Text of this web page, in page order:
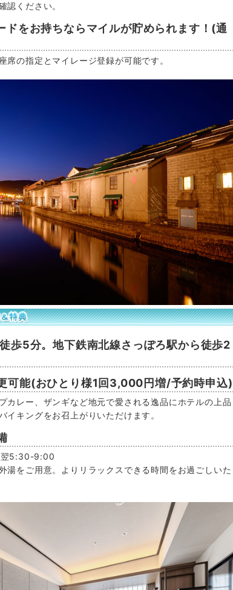
認ください。
ドをお持ちならマイルが貯められます！(通
席の指定とマイレージ登録が可能です。
歩5分。地下鉄南北線さっぽろ駅から徒歩2
可能(おひとり様1回3,000円増/予約時申込)
カレー、ザンギなど地元で愛される逸品にホテルの上品
イキングをお召上がりいただけます。
5:30-9:00
湯をご用意。よりリラックスできる時間をお過ごしいた